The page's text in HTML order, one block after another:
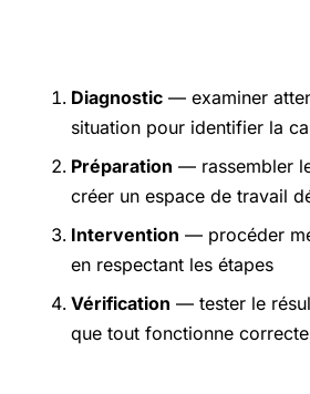
Diagnostic — examiner
situation pour identifier la
Préparation — rassembler
créer un espace de travail
Intervention — procéder
en respectant les étapes
Vérification — tester le
que tout fonctionne